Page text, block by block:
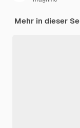
Mehr in dieser